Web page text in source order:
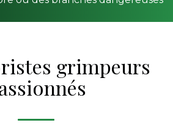
grimpeurs